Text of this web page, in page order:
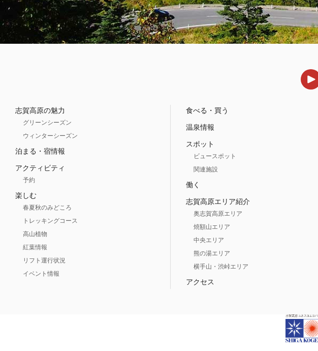
志賀高原の魅力
グリーンシーズン
ウィンターシーズン
泊まる・宿情報
アクティビティ
予約
楽しむ
春夏秋のみどころ
トレッキングコース
高山植物
紅葉情報
リフト運行状況
イベント情報
食べる・買う
温泉情報
スポット
ビュースポット
関連施設
働く
志賀高原エリア紹介
奥志賀高原エリア
焼額山エリア
中央エリア
熊の湯エリア
横手山・渋峠エリア
アクセス